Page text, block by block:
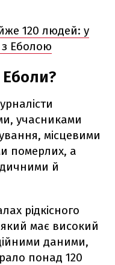
120 людей: у
з Еболою
учасниками
місцевими
померлих, а
й
рідкісного
має високий
даними,
понад 120